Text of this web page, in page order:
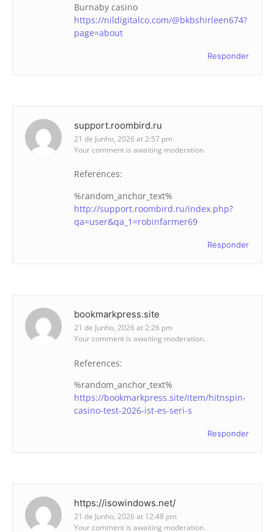
Burnaby casino
https://nildigitalco.com/@bkbshirleen674?
page=about
Responder
support.roombird.ru
21 de Junho, 2026 at 2:57 pm
Your comment is awaiting moderation.
References:
%random_anchor_text%
http://support.roombird.ru/index.php?
qa=user&qa_1=robinfarmer69
Responder
bookmarkpress.site
21 de Junho, 2026 at 2:26 pm
Your comment is awaiting moderation.
References:
%random_anchor_text%
https://bookmarkpress.site/item/hitnspin-
casino-test-2026-ist-es-seri-s
Responder
https://isowindows.net/
21 de Junho, 2026 at 12:48 pm
Your comment is awaiting moderation.